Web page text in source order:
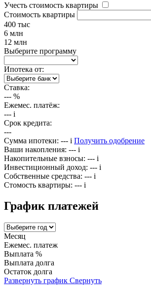
Учесть стоимость квартиры
Стоимость квартиры
400 тыс
6 млн
12 млн
Выберите программу
Ипотека от:
Ставка:
--- %
Ежемес. платёж:
--- i
Срок кредита:
---
Сумма ипотеки: --- i Получить одобрение
Ваши накопления: --- i
Накопительные взносы: --- i
Инвестиционный доход: --- i
Собственные средства: --- i
Стомость квартиры: --- i
График платежей
Месяц
Ежемес. платеж
Выплата %
Выплата долга
Остаток долга
Развернуть график Свернуть